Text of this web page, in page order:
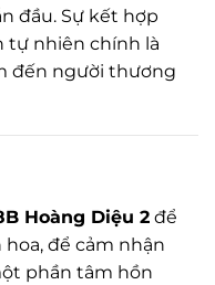
đầu. Sự kết hợp
tự nhiên chính là
đến người thương
Hoàng Diệu 2 để
để cảm nhận
phần tâm hồn